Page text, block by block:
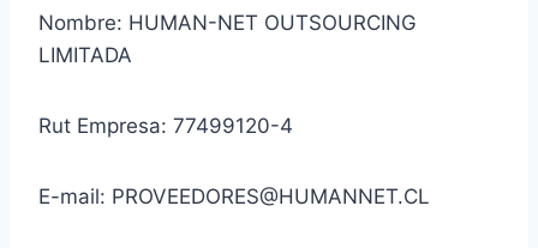
Nombre: HUMAN-NET OUTSOURCING
LIMITADA
Rut Empresa: 77499120-4
E-mail: PROVEEDORES@HUMANNET.CL